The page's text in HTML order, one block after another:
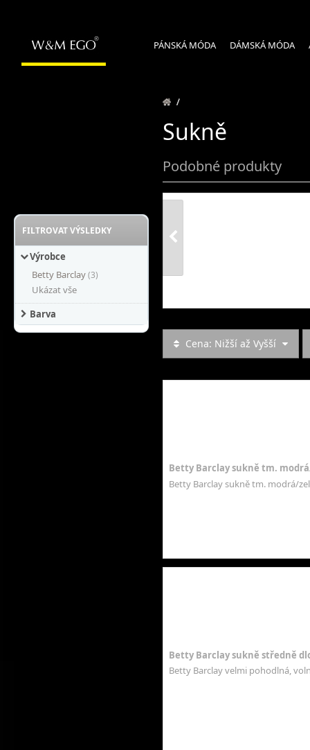
PÁNSKÁ MÓDA DÁMSKÁ MÓDA
FILTROVAT VÝSLEDKY
Výrobce
Betty Barclay(3)
Ukázat vše
Barva
/
Sukně
Podobné produkty
Cena: Nižší až Vyšší
Betty Barclay sukně tm.
Betty Barclay sukně tm. modrá/
Betty Barclay sukně středně
Betty Barclay velmi pohodlná,